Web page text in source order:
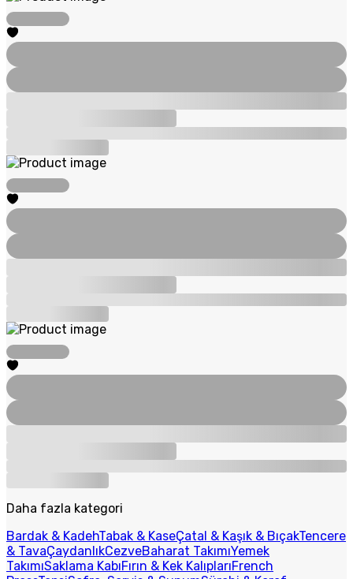
Daha fazla kategori
Bardak & KadehTabak & KaseÇatal & Kaşık & BıçakTencere
& TavaÇaydanlıkCezveBaharat TakımıYemek
TakımıSaklama KabıFırın & Kek KalıplarıFrench